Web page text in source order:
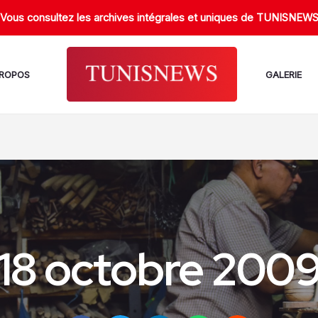
Vous consultez les archives intégrales et uniques de TUNISNEWS
GALERIE
octobre